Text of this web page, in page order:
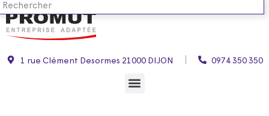
1 rue Clément Desormes 21000 DIJON 0974 350 350